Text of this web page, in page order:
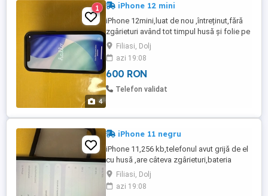
4
1 iPhone 12 mini
iPhone 12mini,luat de nou ,întreținut,fără
zgârieturi având tot timpul husă și folie pe
ecran.Re 64kb și bateria schimbată ,o dau
și pe cea originală de la el.
Filiasi, Dolj
azi 19:08
600 RON
Telefon validat
iPhone 11 negru
iPhone 11,256 kb,telefonul avut grijă de el
cu husă ,are câteva zgârieturi,bateria
schimbată ,o dau și pe cea după el
Filiasi, Dolj
azi 19:08